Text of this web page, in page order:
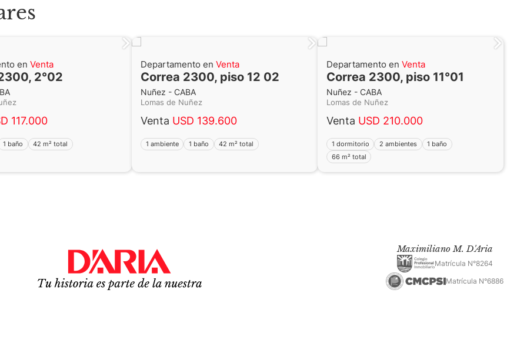
en Venta
2°02
117.000
1 baño 42 m² total
Departamento en Venta
Correa 2300, piso 12 02
Nuñez - CABA
Lomas de Nuñez
Venta USD 139.600
1 ambiente 1 baño 42 m² total
Departamento en Venta
Correa 2300, piso 11°01
Nuñez - CABA
Lomas de Nuñez
Venta USD 210.000
1 dormitorio 2 ambientes
1 baño
66 m² total
Maximiliano M. D'Aria
Matrícula N°8264
Matrícula N°6886